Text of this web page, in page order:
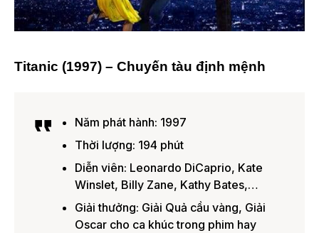
Titanic (1997) – Chuyến tàu định mệnh
Năm phát hành: 1997
Thời lượng: 194 phút
Diễn viên: Leonardo DiCaprio, Kate
Winslet, Billy Zane, Kathy Bates,…
Giải thưởng: Giải Quả cầu vàng, Giải
Oscar cho ca khúc trong phim hay